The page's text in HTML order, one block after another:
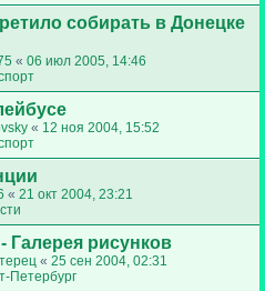
собирать в Донецке
« 06 июл 2005, 14:46
« 12 ноя 2004, 15:52
« 21 окт 2004, 23:21
Галерея рисунков
« 25 сен 2004, 02:31
Петербург